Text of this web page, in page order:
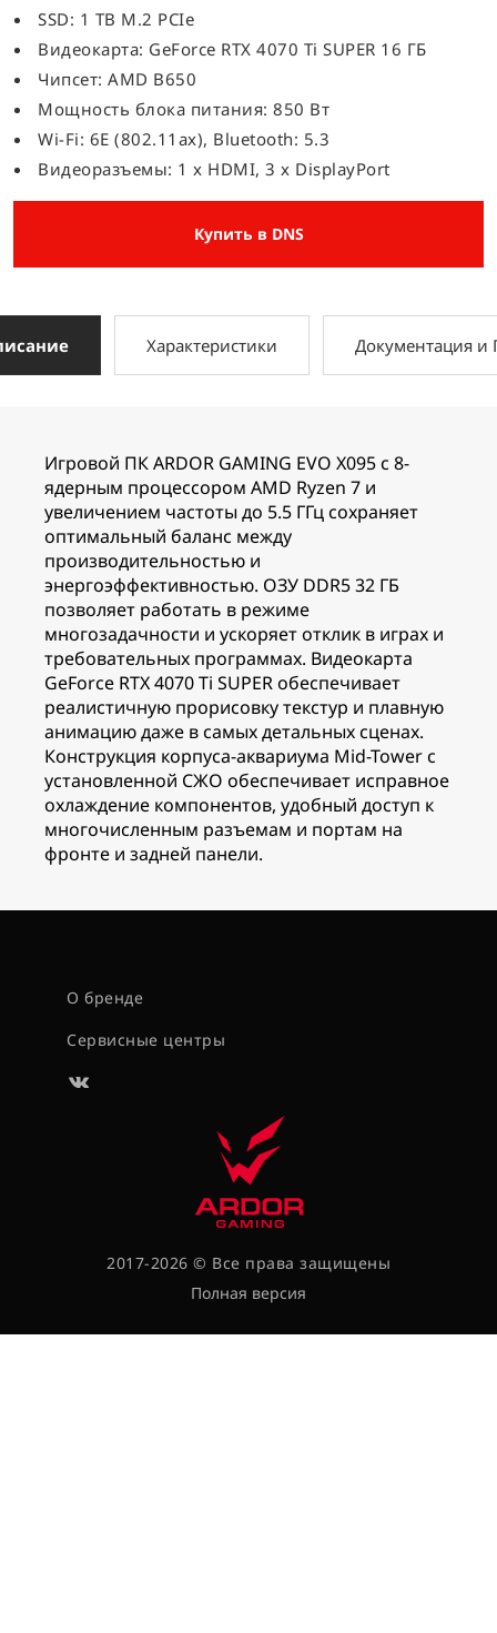
SSD: 1 TB M.2 PCIe
Видеокарта: GeForce RTX 4070 Ti SUPER 16 ГБ
Чипсет: AMD B650
Мощность блока питания: 850 Вт
Wi-Fi: 6E (802.11ax), Bluetooth: 5.3
Видеоразъемы: 1 x HDMI, 3 x DisplayPort
Купить в DNS
Характеристики Документация и
Игровой ПК ARDOR GAMING EVO X095 с 8-
ядерным процессором AMD Ryzen 7 и
увеличением частоты до 5.5 ГГц сохраняет
оптимальный баланс между
производительностью и
энергоэффективностью. ОЗУ DDR5 32 ГБ
позволяет работать в режиме
многозадачности и ускоряет отклик в играх и
требовательных программах. Видеокарта
GeForce RTX 4070 Ti SUPER обеспечивает
реалистичную прорисовку текстур и плавную
анимацию даже в самых детальных сценах.
Конструкция корпуса-аквариума Mid-Tower с
установленной СЖО обеспечивает исправное
охлаждение компонентов, удобный доступ к
многочисленным разъемам и портам на
фронте и задней панели.
О бренде
Сервисные центры
2017-2026 © Все права защищены
Полная версия